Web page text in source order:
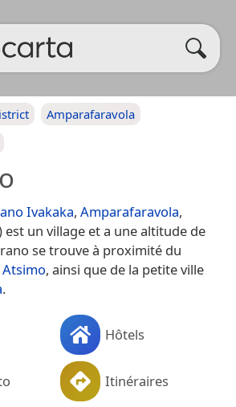
Amparafaravola
Ivakaka, Amparafaravola,
est un village et a une altitude de
se trouve à proximité du
, ainsi que de la petite ville
.
Hôtels
Itinéraires